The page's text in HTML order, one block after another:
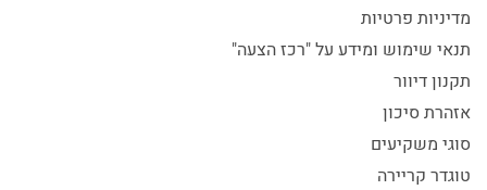
מדיניות פרטיות
תנאי שימוש ומידע על "רכז הצעה"
תקנון דיוור
אזהרת סיכון
סוגי משקיעים
טוגדר קריירה